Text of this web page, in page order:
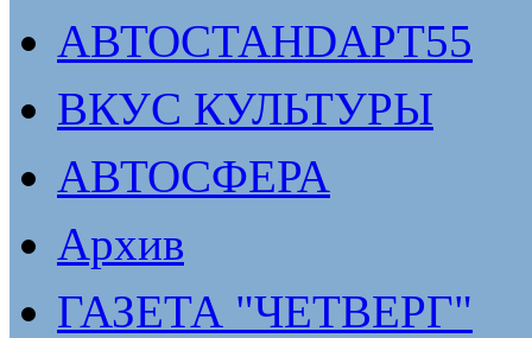
АВТОСТАНDАРТ55
ВКУС КУЛЬТУРЫ
АВТОСФЕРА
Архив
ГАЗЕТА "ЧЕТВЕРГ"